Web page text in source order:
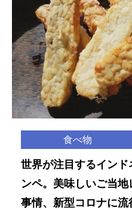
食べ物
世界が注目するイン
ンペ。美味しいご当
事情、新型コロナに流